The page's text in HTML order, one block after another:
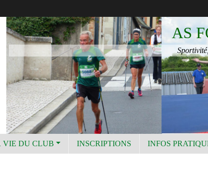
AS
VIE DU CLUB INSCRIPTIONS INFOS